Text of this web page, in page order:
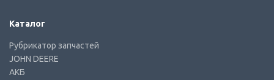
Каталог
Рубрикатор запчастей
JOHN DEERE
АКБ